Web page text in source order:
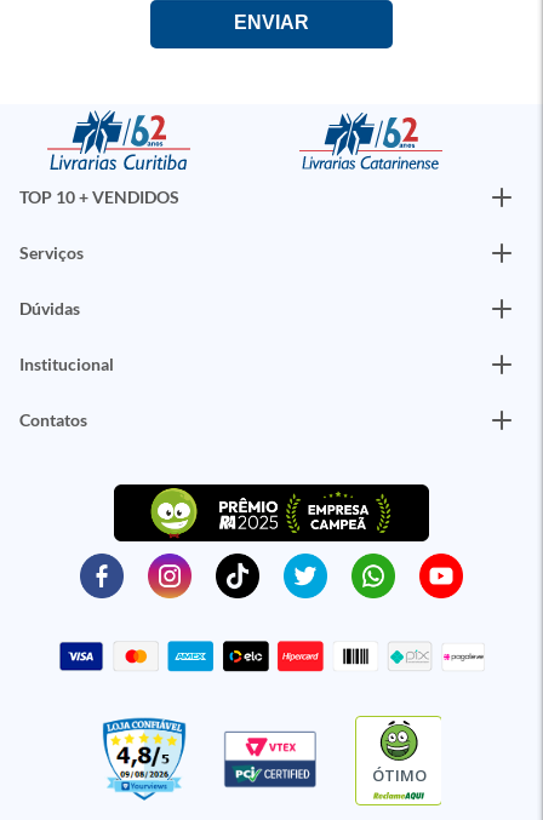
TOP 10 + VENDIDOS
Serviços
Dúvidas
Institucional
Contatos
ÓTIMO